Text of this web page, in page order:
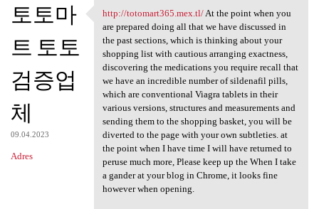
토토마
트 토토
검증업
체
09.04.2023
Adres
http://totomart365.mex.tl/ At
http://totomart365.mex.tl/At the point when you
are prepared doing all that we have discussed in
the past sections, which is thinking about your
shopping list with cautious arranging exactness,
discovering the medications you require recall that
we have an incredible number of sildenafil pills,
which are conventional Viagra tablets in their
various versions, structures and measurements and
sending them to the shopping basket, you will be
diverted to the page with your own subtleties. at
the point when I have time I will have returned to
peruse much more, Please keep up the When I take
a gander at your blog in Chrome, it looks fine
however when opening.